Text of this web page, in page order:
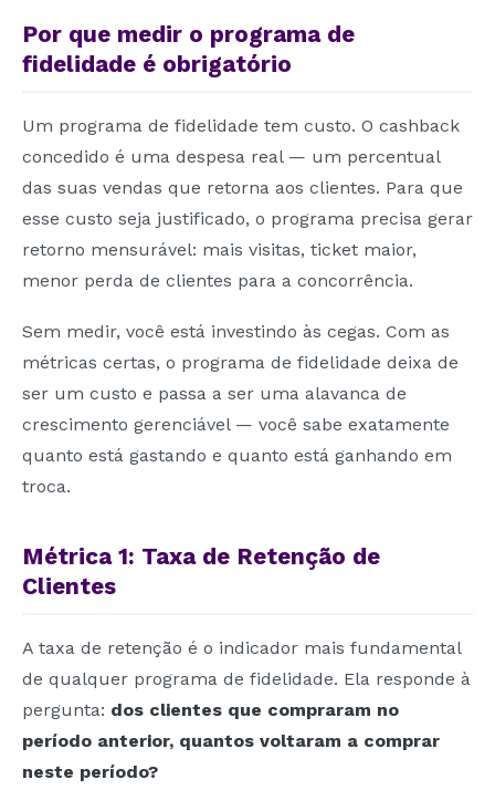
Por que medir o programa de
fidelidade é obrigatório
Um programa de fidelidade tem custo. O cashback
concedido é uma despesa real — um percentual
das suas vendas que retorna aos clientes. Para que
esse custo seja justificado, o programa precisa gerar
retorno mensurável: mais visitas, ticket maior,
menor perda de clientes para a concorrência.
Sem medir, você está investindo às cegas. Com as
métricas certas, o programa de fidelidade deixa de
ser um custo e passa a ser uma alavanca de
crescimento gerenciável — você sabe exatamente
quanto está gastando e quanto está ganhando em
troca.
Métrica 1: Taxa de Retenção de
Clientes
A taxa de retenção é o indicador mais fundamental
de qualquer programa de fidelidade. Ela responde à
pergunta: dos clientes que compraram no
período anterior, quantos voltaram a comprar
neste período?